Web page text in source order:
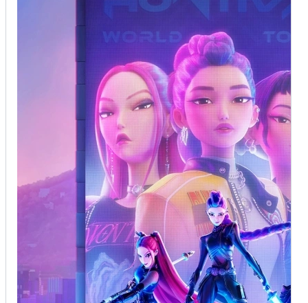
提示词:诙谐万圣节邀请卡。图像:卡通骷髅挠着下巴,举着单
根骨头。风格:简洁幽默。包含文字:“我有根骨头要和你挑…
你应该来我的派对!”添加详情:“10月31日”,“晚8点”,“骨头酒吧
使用Mew Design AI创建搞笑万
圣节邀请函
圣节邀请函
模板名称:最甜蜜的幽灵
务”,“状态”,“所有者”。行:“工作” -> “已取消”,“万圣节派对” ->
“强制”,“全体员工”。在单元格中添加详情:“地点:休息室”,“日
期:10/31”,“时间:下午4点”。 —ar 7:5
使用Mew Design AI创建搞笑万
圣节邀请函
使用Mew Design AI创建搞笑万
圣节邀请函
模板名称:懒人服装派对
提示词:极简搞笑万圣节邀请函。图像:朴素背景前的简单白
布幽灵。风格:极其简单。包含文字:“低努力,高精神。”,“懒人
服装派对。”,“穿服装,或不穿。我们不在乎。”,“我们的公寓”,
“10月28日”。
使用Mew Design AI创建搞笑万
圣节邀请函
模板名称:时间旅行者联谊会
提示词:搞笑创意服装派对邀请函。图像:霸王龙、中世纪骑
士和宇航员在对话。风格:不协调幽默。包含文字:“年度时间
旅行者联谊会”,“来成为过去、现在或将来的你。”,“2025年11
月4日晚8点”,“悖论酒吧”。
使用Mew Design AI创建搞笑万
圣节邀请函
模板名称:幽灵侦探社
提示词:搞笑谋杀悬疑派对邀请函。图像:戴着猎鹿帽拿着放
大镜的可爱幽灵。风格:迷人神秘。包含文字:“游戏开始了!或
者…漂浮了?”,“万圣节谋杀悬疑之夜”,“帮我们解决失踪糖果的
提示词:极简图标式万圣节邀请函。图像:一排三个简洁图标:
幽灵、鸡尾酒杯、音符。风格:现代图形化。图标下方文字:
“10月31日,晚9点”,“派对街123号”。 —ar 7:5